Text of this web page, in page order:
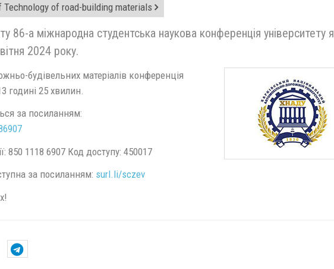
Technology of road-building materials
86-а міжнародна студентська наукова конференція університету
2024 року.
будівельних матеріалів конференція
годині 25 хвилин.
за посиланням:
850 1118 6907 Код доступу: 450017
за посиланням: surl.li/sczev